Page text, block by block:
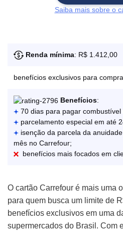
Saiba mais sobre o
Renda mínima: R$ 1.412,00
benefícios exclusivos para
Benefícios:
70 dias para pagar
parcelamento especial em até
isenção da parcela da
mês no Carrefour;
benefícios mais focados em
O cartão Carrefour é mais uma
para quem busca um limite de
benefícios exclusivos em uma
supermercados do Brasil. Com